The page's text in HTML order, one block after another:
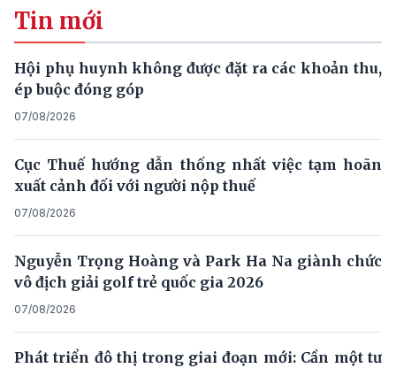
Tin mới
Hội phụ huynh không được đặt ra các khoản thu,
ép buộc đóng góp
07/08/2026
Cục Thuế hướng dẫn thống nhất việc tạm hoãn
xuất cảnh đối với người nộp thuế
07/08/2026
Nguyễn Trọng Hoàng và Park Ha Na giành chức
vô địch giải golf trẻ quốc gia 2026
07/08/2026
Phát triển đô thị trong giai đoạn mới: Cần một tư